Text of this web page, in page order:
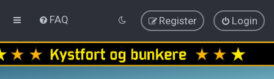
FAQ Login
Register